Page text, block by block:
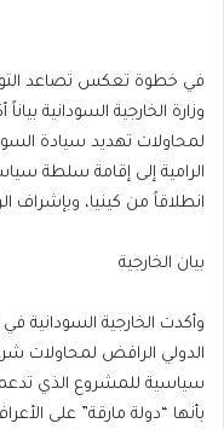
في خطوة تعكس تصاعد التوتر
وزارة الخارجية السودانية
لمحاولات تهديد سيادة
الرامية إلى إقامة سلطة
انطلاقاً من كينيا، وبإشراف
بيان الخارجية
وأكدت الخارجية السودانية
الدولي الرافض لمحاولات
سياسية للمشروع الذي
بأنها “دولة مارقة” على